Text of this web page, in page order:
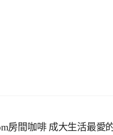
房間咖啡 成大生活最